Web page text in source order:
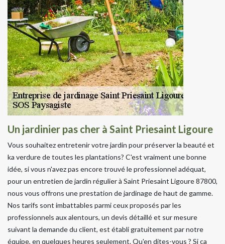
Un jardinier pas cher à Saint Priesaint Ligoure
Vous souhaitez entretenir votre jardin pour préserver la beauté et
ka verdure de toutes les plantations? C'est vraiment une bonne
idée, si vous n'avez pas encore trouvé le professionnel adéquat,
pour un entretien de jardin régulier à Saint Priesaint Ligoure 87800,
nous vous offrons une prestation de jardinage de haut de gamme.
Nos tarifs sont imbattables parmi ceux proposés par les
professionnels aux alentours, un devis détaillé et sur mesure
suivant la demande du client, est établi gratuitement par notre
équipe, en quelques heures seulement. Qu'en dites-vous ? Si ça